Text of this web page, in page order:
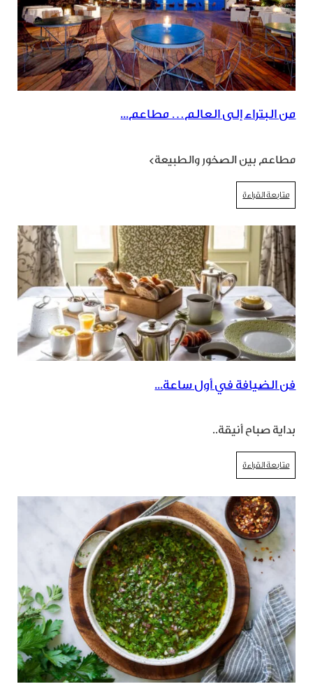
من البتراء إلى العالم… مطاعم...
مطاعم بين الصخور والطبيعة>
متابعة القراءة
فن الضيافة في أول ساعة...
بداية صباح أنيقة..
متابعة القراءة